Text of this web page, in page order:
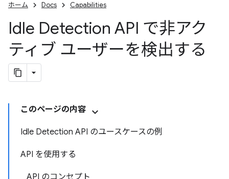
ホーム Docs Capabilities
Idle Detection API で非アク
ティブ ユーザーを検出する
このページの内容
Idle Detection API のユースケースの例
API を使用する
API のコンセプト